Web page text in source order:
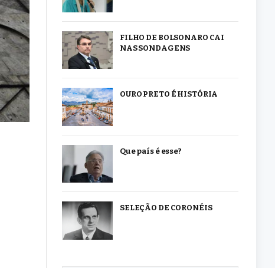
FILHO DE BOLSONARO CAI
NAS SONDAGENS
OURO PRETO É HISTÓRIA
Que país é esse?
SELEÇÃO DE CORONÉIS